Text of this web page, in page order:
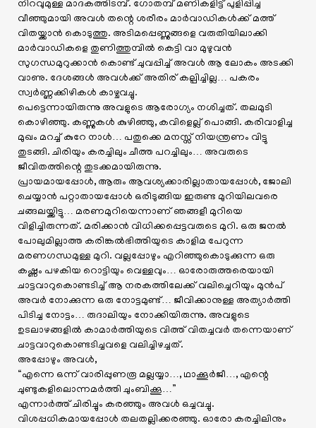
നിറവുമുള്ള മാദകത്തിടമ്പ്. ഗോതമ്പ് മണികളിട്ട് പുളിപ്പിച്ച
വീഞ്ഞുമായി അവൾ തന്റെ ശരീരം മാർവാഡികൾക്ക് മത്ത്
വിതയ്ക്കാൻ കൊടുത്തു. അടിമപ്പെണ്ണുങ്ങളെ വരുതിയിലാക്കി
മാർവാഡികളെ തുണിത്തുമ്പിൽ കെട്ടി വാ മുഴുവൻ
സുഗന്ധമുറുക്കാൻ കൊണ്ട് ചുവപ്പിച്ച് അവൾ ആ ലോകം അടക്കി
വാണു. ദേശങ്ങൾ അവൾക്ക് അതിര് കല്പിച്ചില്ല… പകരം
സ്വർണ്ണക്കിഴികൾ കാഴ്ചവച്ചു.
പെട്ടെന്നായിരുന്നു അവളുടെ ആരോഗ്യം നശിച്ചത്. തലമുടി
കൊഴിഞ്ഞു. കണ്ണുകൾ കുഴിഞ്ഞു, കവിളെല്ല് പൊങ്ങി. കരിവാളിച്ച
മുഖം മറച്ച് കുറേ നാൾ… പതുക്കെ മനസ്സ് നിയന്ത്രണം വിട്ടു
തുടങ്ങി. ചിരിയും കരച്ചിലും ചീത്ത പറച്ചിലും… അവരുടെ
ജീവിതത്തിന്റെ തുടക്കമായിരുന്നു.
പ്രായമായപ്പോൾ, ആരും ആവശ്യക്കാരില്ലാതായപ്പോൾ, ജോലി
ചെയ്യാൻ പറ്റാതായപ്പോൾ ഒരിടുങ്ങിയ ഇരുണ്ട മുറിയിലവരെ
ചങ്ങലയ്ക്കിട്ടു… മരണമുറിയെന്നാണ് ഞങ്ങളീ മുറിയെ
വിളിച്ചിരുന്നത്. മരിക്കാൻ വിധിക്കപ്പെട്ടവരുടെ മുറി. ഒരു ജനൽ
പോലുമില്ലാത്ത കരിങ്കൽഭിത്തിയുടെ കാളിമ പേറുന്ന
മരണഗന്ധമുള്ള മുറി. വല്ലപ്പോഴും എറിഞ്ഞുകൊടുക്കുന്ന ഒരു
കഷ്ണം പഴകിയ റൊട്ടിയും വെള്ളവും… ഓരോരുത്തരെയായി
ചാട്ടവാറുകൊണ്ടടിച്ച് ആ നരകത്തിലേക്ക് വലിച്ചെറിയും മുൻപ്
അവർ നോക്കുന്ന ഒരു നോട്ടമുണ്ട്… ജീവിക്കാനുള്ള അത്യാർത്തി
പിടിച്ച നോട്ടം… രുദാലിയും നോക്കിയിരുന്നു. അവളുടെ
ഉടലാഴങ്ങളിൽ കാമാർത്തിയുടെ വിത്ത് വിതച്ചവർ തന്നെയാണ്
ചാട്ടവാറുകൊണ്ടടിച്ചവളെ വലിച്ചിഴച്ചത്.
അപ്പോഴും അവൾ,
“എന്നെ ഒന്ന് വാരിപ്പുണരൂ മല്ലയ്യാ…, ഥാക്കൂർജീ…, എന്റെ
ചുണ്ടുകളിലൊന്നമർത്തി ചുംബിക്കൂ…”
എന്നാർത്ത് ചിരിച്ചും കരഞ്ഞും അവൾ ഒച്ചവച്ചു.
വിശപ്പധികമായപ്പോൾ തലതല്ലിക്കരഞ്ഞു. ഓരോ കരച്ചിലിനും